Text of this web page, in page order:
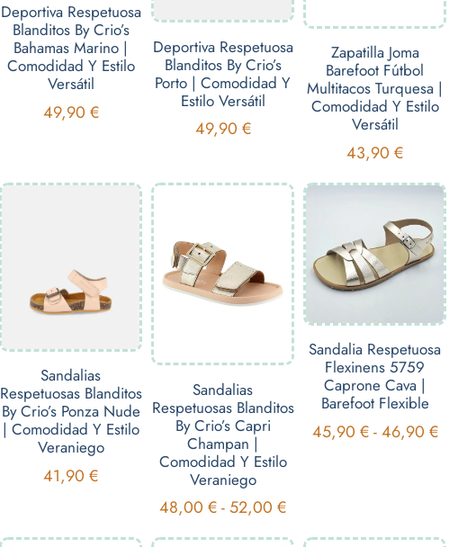
Deportiva Respetuosa
Blanditos By Crio’s
Bahamas Marino |
Comodidad Y Estilo
Versátil
49,90 €
Deportiva Respetuosa
Blanditos By Crio’s
Porto | Comodidad Y
Estilo Versátil
49,90 €
Zapatilla Joma
Barefoot Fútbol
Multitacos Turquesa |
Comodidad Y Estilo
Versátil
43,90€
Sandalias
Respetuosas Blanditos
By Crio’s Ponza Nude
| Comodidad Y Estilo
Veraniego
41,90€
Sandalias
Respetuosas Blanditos
By Crio’s Capri
Champan |
Comodidad Y Estilo
Veraniego
48,00€ - 52,00€
Sandalia Respetuosa
Flexinens 5759
Caprone Cava |
Barefoot Flexible
45,90 € - 46,90 €